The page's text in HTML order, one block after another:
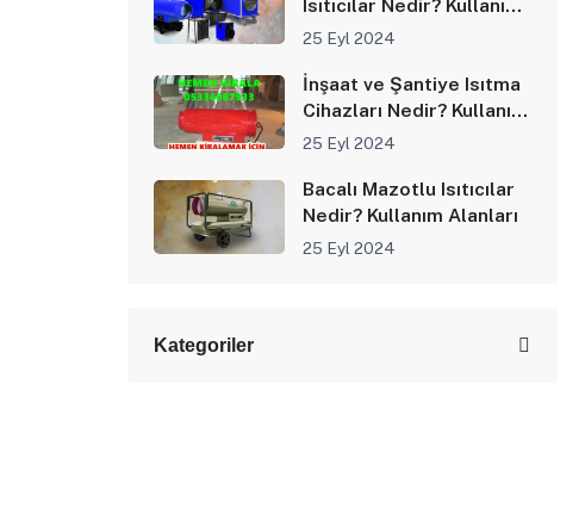
Isıtıcılar Nedir? Kullanım
Alanları
25 Eyl 2024
İnşaat ve Şantiye Isıtma
Cihazları Nedir? Kullanım
Alanları
25 Eyl 2024
Bacalı Mazotlu Isıtıcılar
Nedir? Kullanım Alanları
25 Eyl 2024
Kategoriler